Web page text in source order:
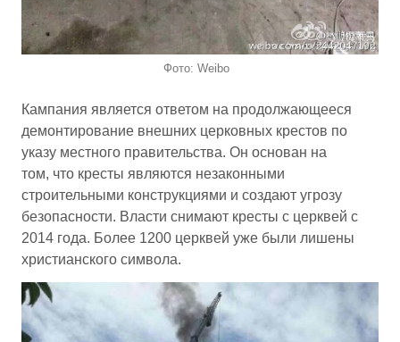
Фото: Weibo
Кампания является ответом на продолжающееся
демонтирование внешних церковных крестов по
указу местного правительства. Он основан на
том, что кресты являются незаконными
строительными конструкциями и создают угрозу
безопасности. Власти снимают кресты с церквей с
2014 года. Более 1200 церквей уже были лишены
христианского символа.